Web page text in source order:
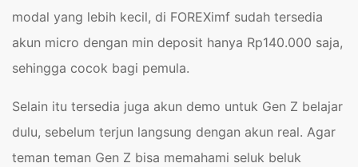
modal yang lebih kecil, di FOREXimf sudah tersedia
akun micro dengan min deposit hanya Rp140.000 saja,
sehingga cocok bagi pemula.
Selain itu tersedia juga akun demo untuk Gen Z belajar
dulu, sebelum terjun langsung dengan akun real. Agar
teman teman Gen Z bisa memahami seluk beluk